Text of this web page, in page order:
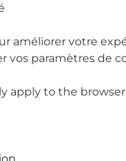
améliorer votre
vos paramètres de
apply to the